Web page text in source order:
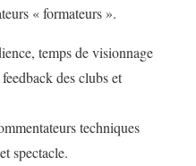
« formateurs ».
temps de visionnage
des clubs et
techniques
spectacle.